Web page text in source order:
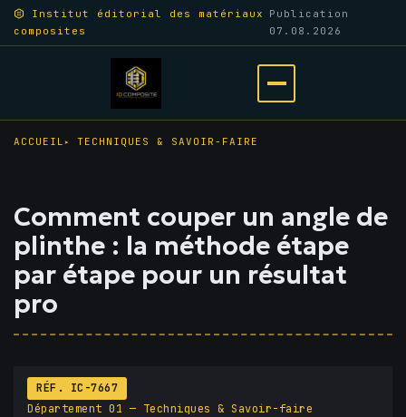
Aller
au
Institut éditorial des matériaux
composites
Publication
07.08.2026
le
ACCUEIL TECHNIQUES & SAVOIR-FAIRE
Comment couper un angle de
plinthe : la méthode étape
par étape pour un résultat
pro
RÉF. IC-7667
Département 01 — Techniques & Savoir-faire